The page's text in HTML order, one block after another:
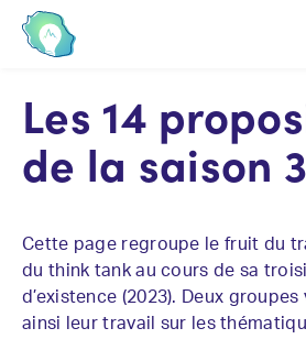
Les 14
de la saison 3
Cette page regroupe le fruit du
du think tank au cours de sa
d’existence (2023). Deux
ainsi leur travail sur les